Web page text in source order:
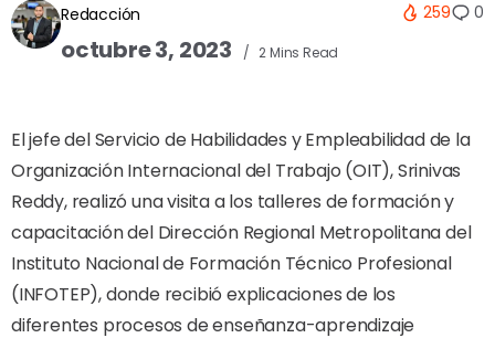
Redacción
octubre 3, 2023 2 Mins Read
259 0
El jefe del Servicio de Habilidades y Empleabilidad de la
Organización Internacional del Trabajo (OIT), Srinivas
Reddy, realizó una visita a los talleres de formación y
capacitación del Dirección Regional Metropolitana del
Instituto Nacional de Formación Técnico Profesional
(INFOTEP), donde recibió explicaciones de los
diferentes procesos de enseñanza-aprendizaje